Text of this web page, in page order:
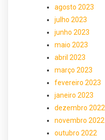
agosto 2023
julho 2023
junho 2023
maio 2023
abril 2023
março 2023
fevereiro 2023
janeiro 2023
dezembro 2022
novembro 2022
outubro 2022